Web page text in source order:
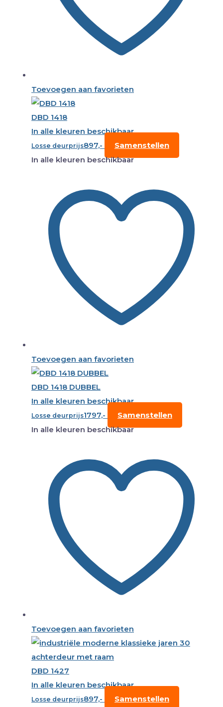
Toevoegen aan favorieten
DBD 1418
In alle kleuren beschikbaar
Losse deurprijs897,-
Samenstellen
In alle kleuren beschikbaar
Toevoegen aan favorieten
DBD 1418 DUBBEL
In alle kleuren beschikbaar
Losse deurprijs1797,-
Samenstellen
In alle kleuren beschikbaar
Toevoegen aan favorieten
DBD 1427
In alle kleuren beschikbaar
Losse deurprijs897,-
Samenstellen